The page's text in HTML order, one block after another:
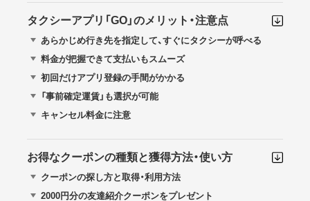
タクシーアプリ「GO」のメリット・注意点
あらかじめ行き先を指定して、すぐにタクシーが呼べる
料金が把握できて支払いもスムーズ
初回だけアプリ登録の手間がかかる
「事前確定運賃」も選択が可能
キャンセル料金に注意
お得なクーポンの種類と獲得方法・使い方
クーポンの探し方と取得・利用方法
2000円分の友達紹介クーポンをプレゼント